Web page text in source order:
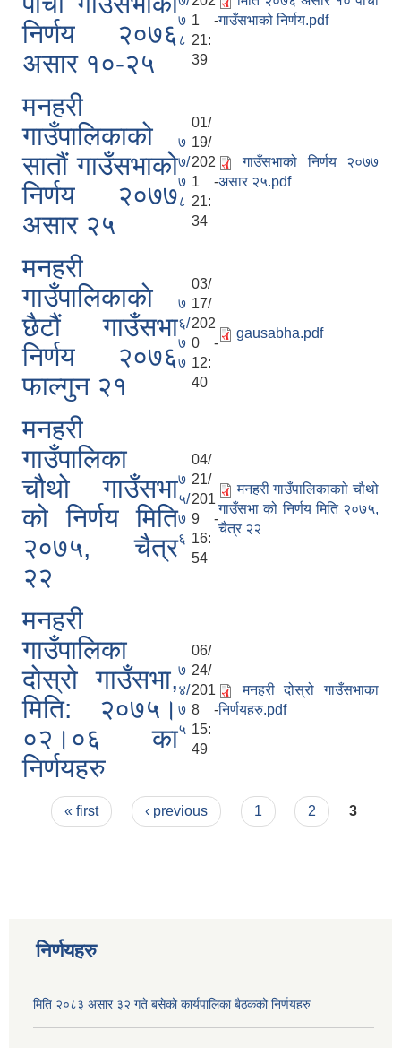
निर्णय २०७६
असार १०-२५
७
८
1 -
21:
39
गाउँसभाको निर्णय.pdf
मनहरी
गाउँपालिकाको
सातौं गाउँसभाको
निर्णय २०७७
असार २५
७
७/
७
८
01/
19/
202
1 -
21:
34
गाउँसभाको निर्णय २०७७
असार २५.pdf
मनहरी
गाउँपालिकाकाे
छैटौं गाउँसभा
निर्णय २०७६
फाल्गुन २१
७
६/
७
७
03/
17/
202
0 -
12:
40
gausabha.pdf
मनहरी
गाउँपालिका
चौथो गाउँसभा
को निर्णय मिति
२०७५, चैत्र
२२
७
५/
७
६
04/
21/
201
9 -
16:
54
मनहरी गाउँपालिकाकाो चौथो
गाउँसभा को निर्णय मिति २०७५,
चैत्र २२
मनहरी
गाउँपालिका
दोस्रो गाउँसभा,
मिति: २०७५।
०२।०६ का
निर्णयहरु
७
४/
७
५
06/
24/
201
8 -
15:
49
मनहरी दोस्रो गाउँसभाका
निर्णयहरु.pdf
Pages
« first ‹ previous 1 2 3
निर्णयहरु
मिति २०८३ असार ३२ गते बसेको कार्यपालिका बैठकको निर्णयहरु